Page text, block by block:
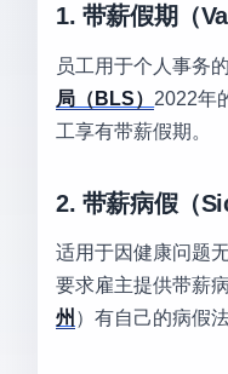
1. 带薪假期（
员工用于个人事务
局（BLS） 2022年
工享有带薪假期。
2. 带薪病假（
适用于因健康问题
要求雇主提供带薪
州 ）有自己的病假法